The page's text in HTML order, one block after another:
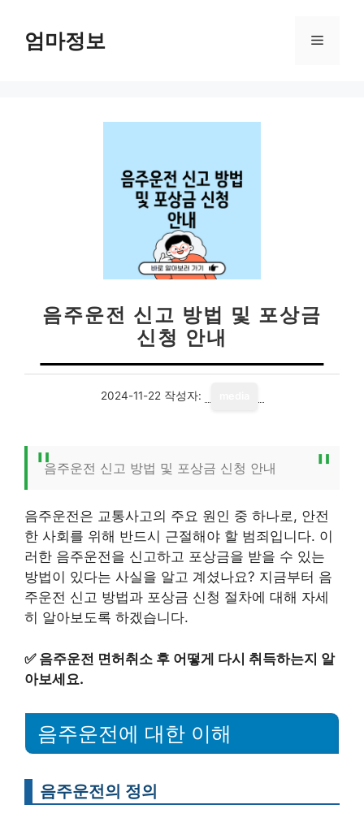
엄마정보 메
음주운전 신고 방법 및 포상금
신청 안내
2024-11-22 작성자:
음주운전 신고 방법 및 포상금 신청 안내
음주운전은 교통사고의 주요 원인 중 하나로, 안전
한 사회를 위해 반드시 근절해야 할 범죄입니다. 이
러한 음주운전을 신고하고 포상금을 받을 수 있는
방법이 있다는 사실을 알고 계셨나요? 지금부터 음
주운전 신고 방법과 포상금 신청 절차에 대해 자세
히 알아보도록 하겠습니다.
✅ 음주운전 면허취소 후 어떻게 다시 취득하는지 알
아보세요.
음주운전에 대한 이해
음주운전의 정의